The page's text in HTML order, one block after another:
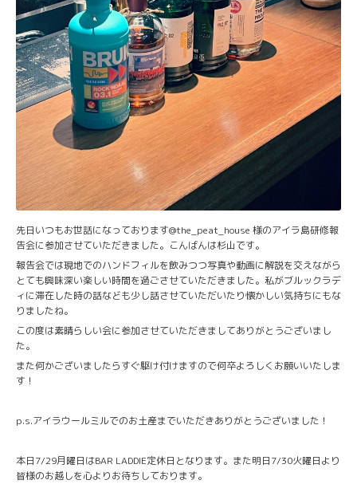
先日いつもお世話になっております@the_peat_house 様のアイラ島研修報
告会に参加させていただきました。こんばんは杉山です。
報告会では現地でのハンドフィルを飲みつつ写真や動画に解説を交えながら
とても興味深い楽しい時間を過ごさせていただきました。私がブルックラデ
ィに滞在した時の話なども少し話させていただいたり懐かしい気持ちにもな
りましたね。
この度は素晴らしい会に参加させていただきましてありがとうございまし
た。
また何かございましたらすぐ駆け付けますので何卒よろしくお願いいたしま
す！
p.s.アイラウールミルでのお土産までいただきありがとうございました！
本日7/29月曜日はBAR LADDIE定休日となります。また明日7/30火曜日より
皆様のお越しを心よりお待ちしております。